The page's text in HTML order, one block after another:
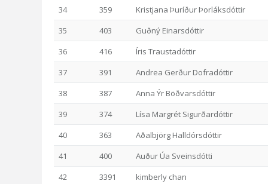
34
359
Kristjana Þuríður Þorláksdóttir
35
403
Guðný Einarsdóttir
36
416
Íris Traustadóttir
37
391
Andrea Gerður Dofradóttir
38
387
Anna Ýr Böðvarsdóttir
39
374
Lísa Margrét Sigurðardóttir
40
363
Aðalbjörg Halldórsdóttir
41
400
Auður Úa Sveinsdótti
42
3391
kimberly chan